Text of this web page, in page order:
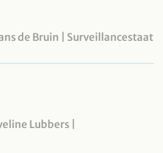
de Bruin | Surveillancestaat
Lubbers |